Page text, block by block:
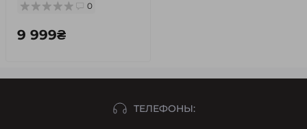
0
9 999₴
ТЕЛЕФОНЫ: